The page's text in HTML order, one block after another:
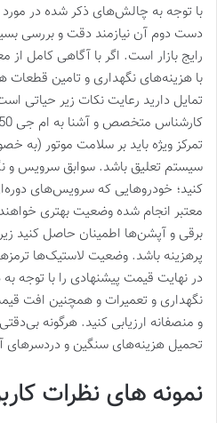
دست دوم آن نیازمند دقت و بررسی
رایج بازار است. اگر با آگاهی کامل
با هزینه‌های نگهداری و تامین قطعات
تمایل دارید رعایت نکات زیر حیاتی
تمرکز ویژه باید بر سلامت موتور (به
سیستم تعلیق باشد. سوابق سرویس و
کنید؛ خودروهایی که سرویس‌های
معتبر انجام شده وضعیت بهتری
برقی و آپشن‌ها اطمینان حاصل کنید
پرهزینه باشد. وضعیت لاستیک‌ها
در نهایت قیمت پیشنهادی را با توجه
نگهداری و تعمیرات و همچنین افت
و منصفانه ارزیابی کنید. هرگونه
تحمیل هزینه‌های سنگین و دردسرهای
نمونه های نظرات